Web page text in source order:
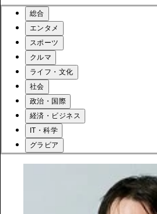
総合
エンタメ
スポーツ
クルマ
ライフ・文化
社会
政治・国際
経済・ビジネス
IT・科学
グラビア